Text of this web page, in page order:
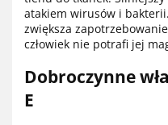
atakiem wirusów i
zwiększa
człowiek nie potrafi jej
Dobroczynne
E